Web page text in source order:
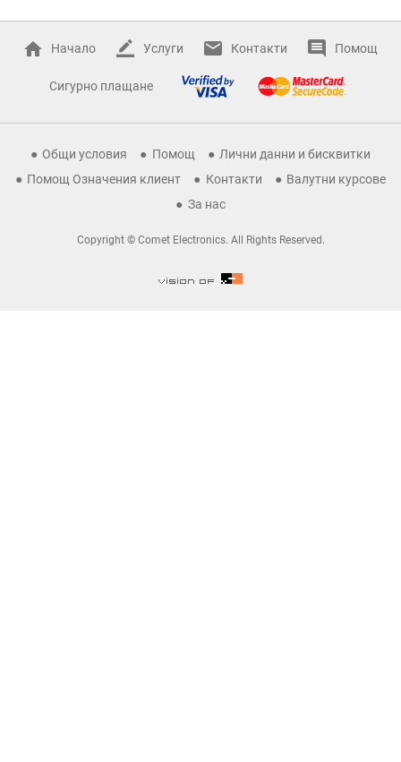
Начало Услуги Контакти Помощ
Сигурно плащане
Общи условия Помощ
Лични данни и бисквитки
Помощ Означения клиент
Контакти
Валутни курсове
За нас
Copyright © Comet Electronics. All Rights Reserved.